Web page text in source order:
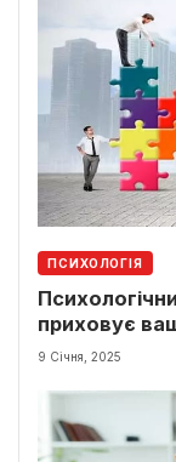
ПСИХОЛОГІЯ
приховує
9 Січня, 2025